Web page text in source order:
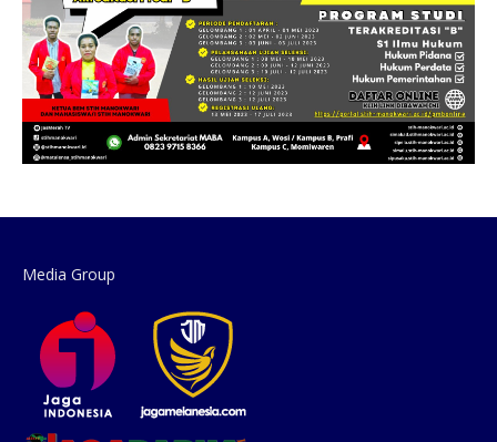
Media Group